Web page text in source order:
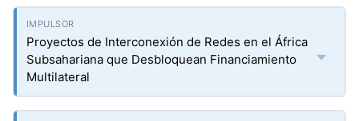
Proyectos de Interconexión de Redes en el África
Subsahariana que Desbloquean Financiamiento
Multilateral